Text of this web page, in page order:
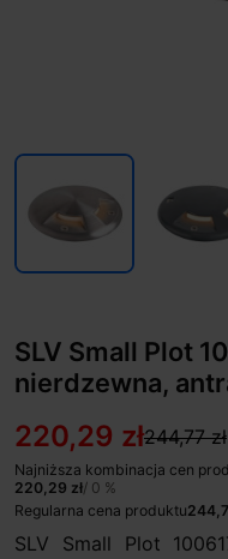
SLV Small Plot
nierdzewna,
220,29 zł244,77 zł
Najniższa kombinacja cen
220,29 zł/ 0 %
Regularna cena produktu
SLV Small Plot